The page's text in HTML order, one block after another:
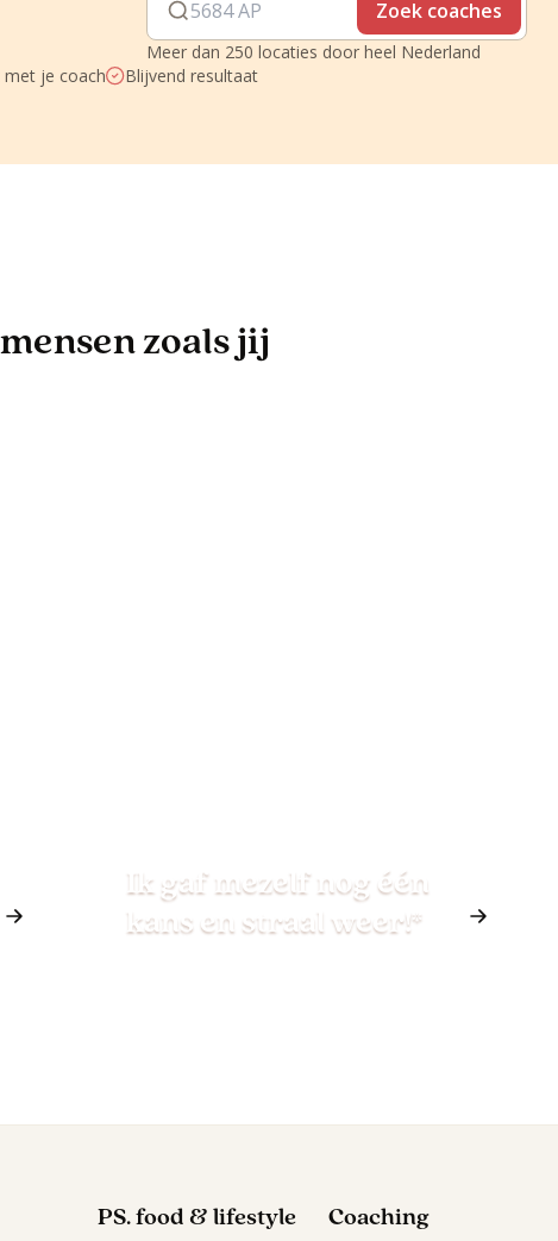
Zoek coaches
Meer dan 250 locaties door heel Nederland
je coach Blijvend resultaat
zoals jij
Ik gaf mezelf nog één
kans en straal weer!*
PS. food & lifestyle Coaching